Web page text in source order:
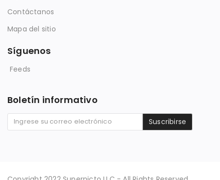
Contáctanos
Mapa del sitio
Síguenos
Feeds
Boletín informativo
Suscribirse